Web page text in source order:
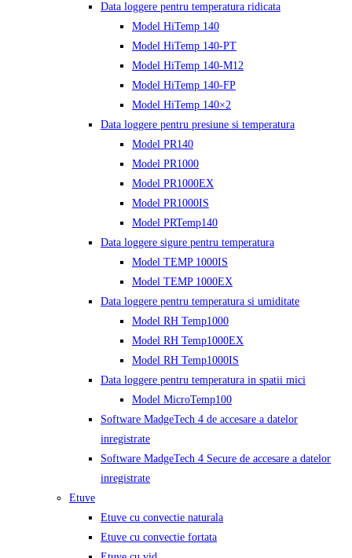
Data loggere pentru temperatura ridicata
Model HiTemp 140
Model HiTemp 140-PT
Model HiTemp 140-M12
Model HiTemp 140-FP
Model HiTemp 140×2
Data loggere pentru presiune si temperatura
Model PR140
Model PR1000
Model PR1000EX
Model PR1000IS
Model PRTemp140
Data loggere sigure pentru temperatura
Model TEMP 1000IS
Model TEMP 1000EX
Data loggere pentru temperatura si umiditate
Model RH Temp1000
Model RH Temp1000EX
Model RH Temp1000IS
Data loggere pentru temperatura in spatii mici
Model MicroTemp100
Software MadgeTech 4 de accesare a datelor
inregistrate
Software MadgeTech 4 Secure de accesare a datelor
inregistrate
Etuve
Etuve cu convectie naturala
Etuve cu convectie fortata